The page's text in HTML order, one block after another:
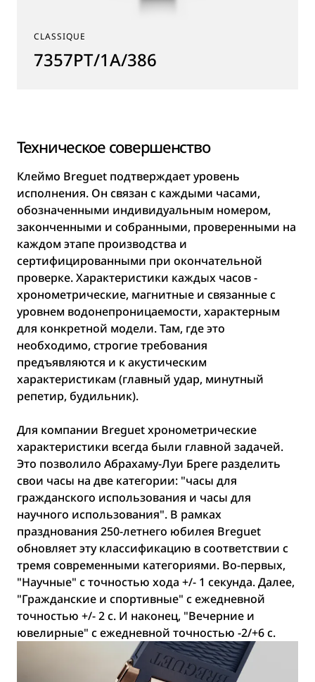
CLASSIQUE
7357PT/1A/386
Техническое совершенство
Клеймо Breguet подтверждает уровень
исполнения. Он связан с каждыми часами,
обозначенными индивидуальным номером,
законченными и собранными, проверенными на
каждом этапе производства и
сертифицированными при окончательной
проверке. Характеристики каждых часов -
хронометрические, магнитные и связанные с
уровнем водонепроницаемости, характерным
для конкретной модели. Там, где это
необходимо, строгие требования
предъявляются и к акустическим
характеристикам (главный удар, минутный
репетир, будильник).
Для компании Breguet хронометрические
характеристики всегда были главной задачей.
Это позволило Абрахаму-Луи Бреге разделить
свои часы на две категории: "часы для
гражданского использования и часы для
научного использования". В рамках
празднования 250-летнего юбилея Breguet
обновляет эту классификацию в соответствии с
тремя современными категориями. Во-первых,
"Научные" с точностью хода +/- 1 секунда. Далее,
"Гражданские и спортивные" с ежедневной
точностью +/- 2 с. И наконец, "Вечерние и
ювелирные" с ежедневной точностью -2/+6 с.